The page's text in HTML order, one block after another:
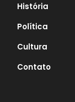
História
Política
Cultura
Contato